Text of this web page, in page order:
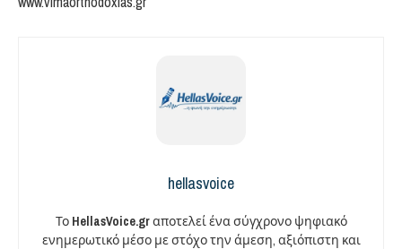
hellasvoice
Το HellasVoice.grαποτελεί ένα σύγχρονο ψηφιακό
ενημερωτικό μέσο με στόχο την άμεση, αξιόπιστη και